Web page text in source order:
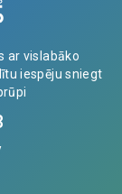
ar vislabāko
iespēju sniegt